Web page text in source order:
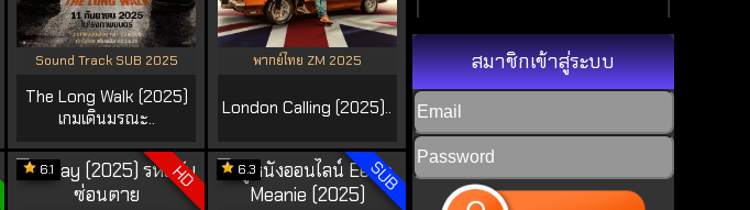
Sound Track SUB 2025
The Long Walk (2025)
เกมเดินมรณะ..
พากย์ไทย ZM 2025
London Calling (2025)..
HD
6.1 SUB
6.3
สมาชิกเข้าสู่ระบบ